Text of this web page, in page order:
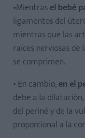
•Mientras el bebé
ligamentos del
mientras que las
raíces nerviosas
se comprimen.
• En cambio,en el
debe a la
del periné y de la
proporcional a la